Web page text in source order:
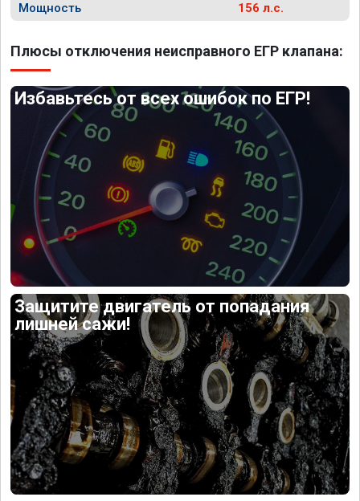
Мощность 156 л.с.
Плюсы отключения неисправного ЕГР клапана:
Избавьтесь от всех ошибок по ЕГР!
Защитите двигатель от попадания
лишней сажи!